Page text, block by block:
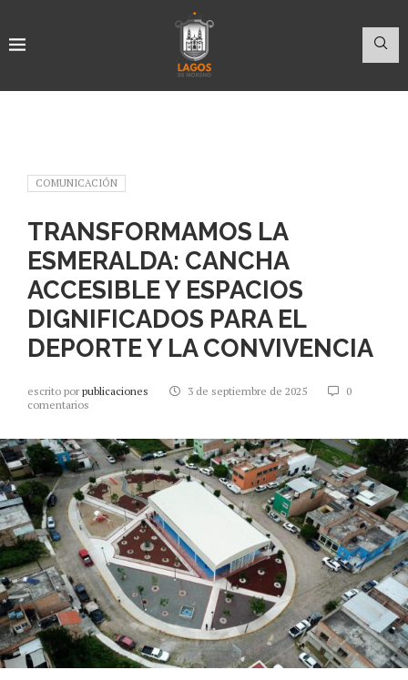
COMUNICACIÓN
TRANSFORMAMOS LA
ESMERALDA: CANCHA
ACCESIBLE Y ESPACIOS
DIGNIFICADOS PARA EL
DEPORTE Y LA CONVIVENCIA
escrito por publicaciones 3 de septiembre de 2025
0
comentarios